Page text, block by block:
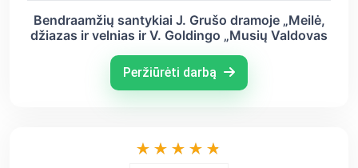
Bendraamžių santykiai J. Grušo dramoje „Meilė,
džiazas ir velnias ir V. Goldingo „Musių Valdovas
Peržiūrėti darbą